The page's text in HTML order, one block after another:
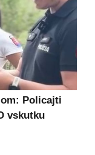
Policajti
vskutku